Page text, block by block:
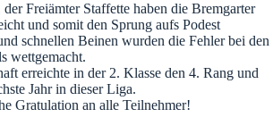
Freiämter Staffette haben die Bremgarter
und somit den Sprung aufs Podest
schnellen Beinen wurden die Fehler bei den
wettgemacht.
erreichte in der 2. Klasse den 4. Rang und
Jahr in dieser Liga.
Gratulation an alle Teilnehmer!